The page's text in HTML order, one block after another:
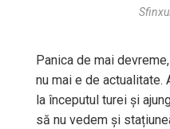
Panica de mai
nu mai e de actualitate.
la începutul turei și
să nu vedem și